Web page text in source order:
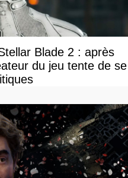
Blade 2 : après
du jeu tente de se